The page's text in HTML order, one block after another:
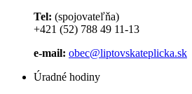
Tel: (spojovateľňa)
+421 (52) 788 49 11-13
e-mail: obec@liptovskateplicka.sk
Úradné hodiny